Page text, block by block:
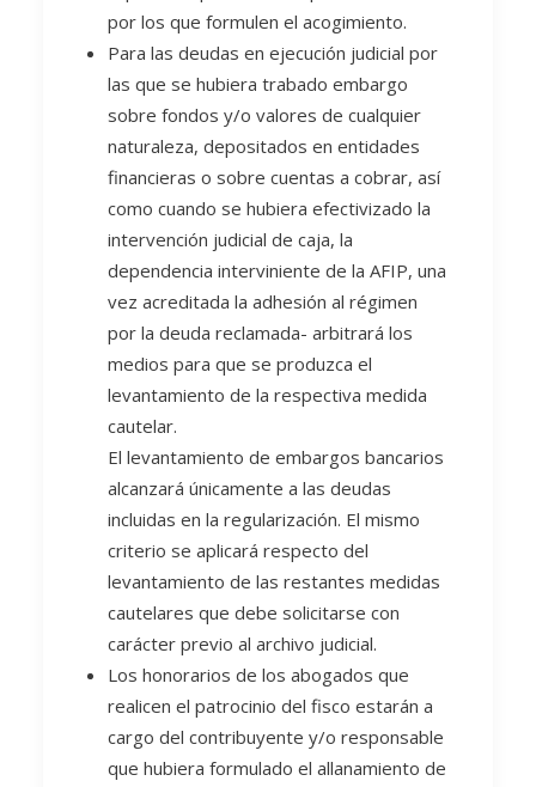
por los que formulen el acogimiento.
Para las deudas en ejecución judicial por
las que se hubiera trabado embargo
sobre fondos y/o valores de cualquier
naturaleza, depositados en entidades
financieras o sobre cuentas a cobrar, así
como cuando se hubiera efectivizado la
intervención judicial de caja, la
dependencia interviniente de la AFIP, una
vez acreditada la adhesión al régimen
por la deuda reclamada- arbitrará los
medios para que se produzca el
levantamiento de la respectiva medida
cautelar.
El levantamiento de embargos bancarios
alcanzará únicamente a las deudas
incluidas en la regularización. El mismo
criterio se aplicará respecto del
levantamiento de las restantes medidas
cautelares que debe solicitarse con
carácter previo al archivo judicial.
Los honorarios de los abogados que
realicen el patrocinio del fisco estarán a
cargo del contribuyente y/o responsable
que hubiera formulado el allanamiento de